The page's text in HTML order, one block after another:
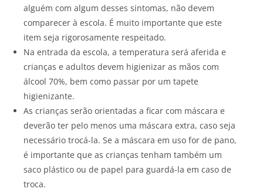
alguém com algum desses sintomas, não devem
comparecer à escola. É muito importante que este
item seja rigorosamente respeitado.
Na entrada da escola, a temperatura será aferida e
crianças e adultos devem higienizar as mãos com
álcool 70%, bem como passar por um tapete
higienizante.
As crianças serão orientadas a ficar com máscara e
deverão ter pelo menos uma máscara extra, caso seja
necessário trocá-la. Se a máscara em uso for de pano,
é importante que as crianças tenham também um
saco plástico ou de papel para guardá-la em caso de
troca.